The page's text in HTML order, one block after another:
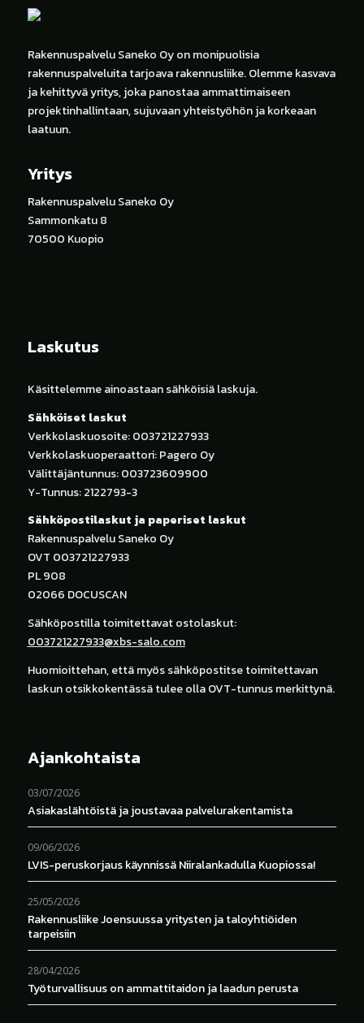
Rakennuspalvelu Saneko Oy on monipuolisia
rakennuspalveluita tarjoava rakennusliike. Olemme kasvava
ja kehittyvä yritys, joka panostaa ammattimaiseen
projektinhallintaan, sujuvaan yhteistyöhön ja korkeaan
laatuun.
Yritys
Rakennuspalvelu Saneko Oy
Sammonkatu 8
70500 Kuopio
Laskutus
Käsittelemme ainoastaan sähköisiä laskuja.
Sähköiset laskut
Verkkolaskuosoite: 003721227933
Verkkolaskuoperaattori: Pagero Oy
Välittäjäntunnus: 003723609900
Y-Tunnus: 2122793-3
Sähköpostilaskut ja paperiset laskut
Rakennuspalvelu Saneko Oy
OVT 003721227933
PL 908
02066 DOCUSCAN
Sähköpostilla toimitettavat ostolaskut:
003721227933@xbs-salo.com
Huomioittehan, että myös sähköpostitse toimitettavan
laskun otsikkokentässä tulee olla OVT-tunnus merkittynä.
Ajankohtaista
03/07/2026
Asiakaslähtöistä ja joustavaa palvelurakentamista
09/06/2026
LVIS-peruskorjaus käynnissä Niiralankadulla Kuopiossa!
25/05/2026
Rakennusliike Joensuussa yritysten ja taloyhtiöiden
tarpeisiin
28/04/2026
Työturvallisuus on ammattitaidon ja laadun perusta